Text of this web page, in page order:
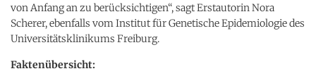
von Anfang an zu berücksichtigen“, sagt Erstautorin Nora
Scherer, ebenfalls vom Institut für Genetische Epidemiologie des
Universitätsklinikums Freiburg.
Faktenübersicht: